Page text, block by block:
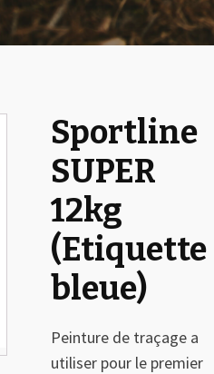
Sportline
SUPER
12kg
(Etiquette
bleue)
Peinture de traçage a
utiliser pour le premier